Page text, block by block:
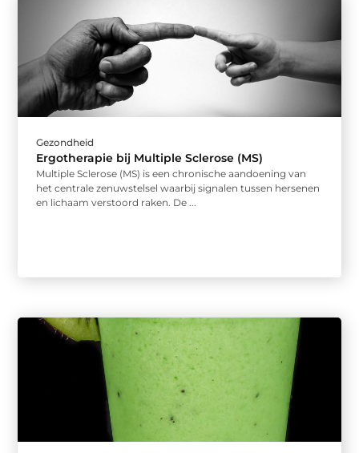
Gezondheid
Ergotherapie bij Multiple Sclerose (MS)
Multiple Sclerose (MS) is een chronische aandoening van
het centrale zenuwstelsel waarbij signalen tussen hersenen
en lichaam verstoord raken. De ...